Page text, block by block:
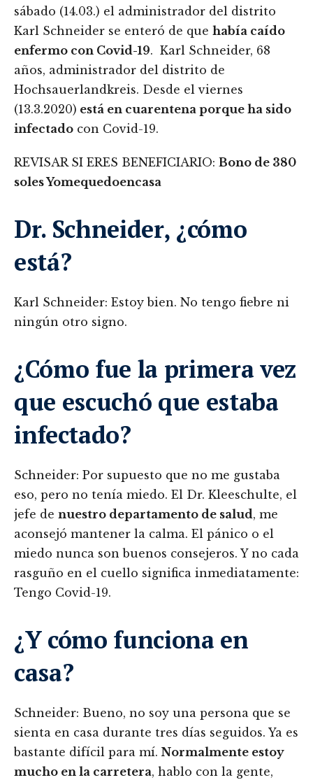
sábado (14.03.) el administrador del distrito
Karl Schneider se enteró de que había caído
enfermo con Covid-19. Karl Schneider, 68
años, administrador del distrito de
Hochsauerlandkreis. Desde el viernes
(13.3.2020) está en cuarentena porque ha sido
infectado con Covid-19.
REVISAR SI ERES BENEFICIARIO: Bono de 380
soles Yomequedoencasa
Dr. Schneider, ¿cómo
está?
Karl Schneider: Estoy bien. No tengo fiebre ni
ningún otro signo.
¿Cómo fue la primera vez
que escuchó que estaba
infectado?
Schneider: Por supuesto que no me gustaba
eso, pero no tenía miedo. El Dr. Kleeschulte, el
jefe de nuestro departamento de salud, me
aconsejó mantener la calma. El pánico o el
miedo nunca son buenos consejeros. Y no cada
rasguño en el cuello significa inmediatamente:
Tengo Covid-19.
¿Y cómo funciona en
casa?
Schneider: Bueno, no soy una persona que se
sienta en casa durante tres días seguidos. Ya es
bastante difícil para mí. Normalmente estoy
mucho en la carretera, hablo con la gente,